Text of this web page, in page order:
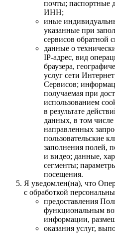
почты; паспортные
ИНН;
иные
указанные при
сервисов обратной
данные о
IP-адрес, вид
браузера,
услуг сети
Сервисов;
получаемая при
использованием
в результате
данных, в том
направленных
пользовательские
заполнения полей,
и видео; данные,
сегменты;
посещения.
Я уведомлен(на), что
с обработкой
предоставления
функциональным
информации,
оказания услуг,